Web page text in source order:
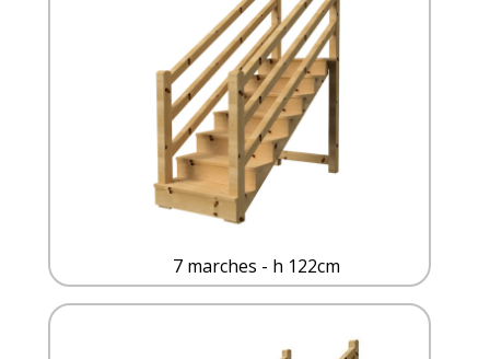
7 marches - h 122cm